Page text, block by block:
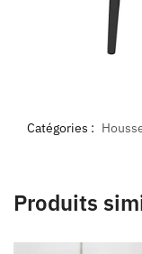
Catégories :
Produits